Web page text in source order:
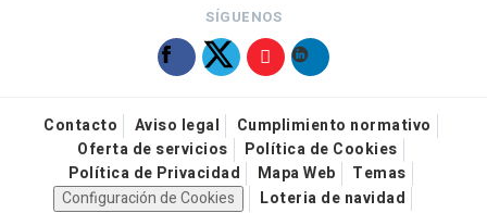
SÍGUENOS
Contacto Aviso legal
Cumplimiento normativo
Oferta de servicios
Política de Cookies
Política de Privacidad
Mapa Web
Temas
Configuración de Cookies
Loteria de navidad